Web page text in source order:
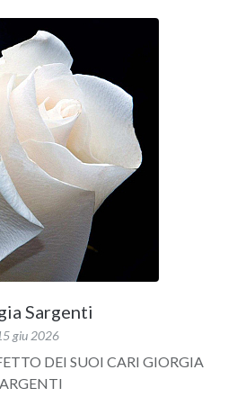
Sargenti
giu 2026
DEI SUOI CARI GIORGIA